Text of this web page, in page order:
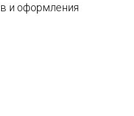
и оформления